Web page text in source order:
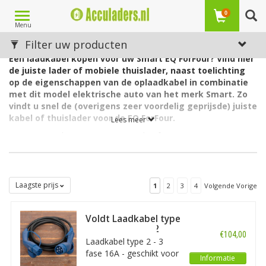
Toggle
navigation
Menu
0
Laadkabels voor de Smart EQ ForFour
Een laadkabel kopen voor uw Smart EQ ForFour? Vind hier
de juiste lader of mobiele thuislader, naast toelichting
op de eigenschappen van de oplaadkabel in combinatie
met dit model elektrische auto van het merk Smart. Zo
vindt u snel de (overigens zeer voordelig geprijsde) juiste
kabel of thuislader voor de EQ ForFour.
Welk type laadkabel voor de Smart EQ ForFour?
De Smart EQ ForFour heeft aan autozijde een aansluiting Type
laadkabel Type 2, 3 fase, 32A geschikt.
Op zoek naar een oplaadkabel voor een andere Smart?
Zie dan ons overzicht metalle laadkabels voor Smart
. Op
zoek naar een kabel voor een ander merk dan Smart? Maak dan
Lees meer
Filter uw producten
Laagste prijs 1 2 3 4 Volgende Vorige
Voldt Laadkabel type
2 - 3 fase 16A - 2
meter
Laadkabel type 2 - 3
fase 16A - geschikt voor
€104,00
Informatie